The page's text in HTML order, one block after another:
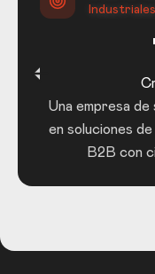
Industriales
Una empresa
en soluciones
B2B con